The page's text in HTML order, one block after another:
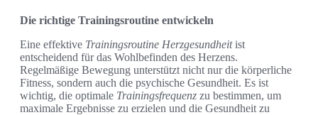
Die richtige Trainingsroutine entwickeln
Eine effektive Trainingsroutine Herzgesundheitist
entscheidend für das Wohlbefinden des Herzens.
Regelmäßige Bewegung unterstützt nicht nur die körperliche
Fitness, sondern auch die psychische Gesundheit. Es ist
wichtig, die optimale Trainingsfrequenz zu bestimmen, um
maximale Ergebnisse zu erzielen und die Gesundheit zu